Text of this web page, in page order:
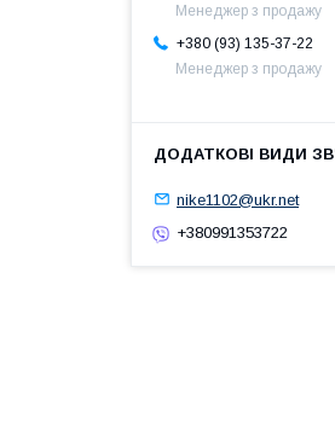
Менеджер з продажу
+380 (93) 135-37-22
Менеджер з продажу
nike1102@ukr.net
+380991353722